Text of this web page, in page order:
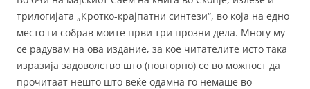
трилогијата „Кротко-крајпатни синтези“, во која на едно
место ги собрав моите први три прозни дела. Многу му
се радувам на ова издание, за кое читателите исто така
изразија задоволство што (повторно) се во можност да
прочитаат нешто што веќе одамна го немаше во